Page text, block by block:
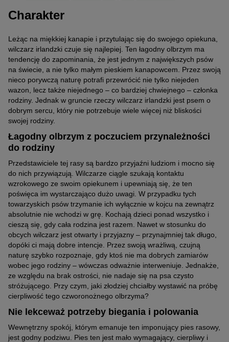
Charakter
Leżąc na miękkiej kanapie i przytulając się do swojego opiekuna,
wilczarz irlandzki czuje się najlepiej. Ten łagodny olbrzym ma
tendencję do zapominania, że jest jednym z największych psów
na świecie, a nie tylko małym pieskiem kanapowcem. Przez swoją
nieco porywczą naturę potrafi przewrócić nie tylko niejeden
wazon, lecz także niejednego – co bardziej chwiejnego – członka
rodziny. Jednak w gruncie rzeczy wilczarz irlandzki jest psem o
dobrym sercu, który nie potrzebuje wiele więcej niż bliskości
swojej rodziny.
Łagodny olbrzym z poczuciem przynależności
do rodziny
Przedstawiciele tej rasy są bardzo przyjaźni ludziom i mocno się
do nich przywiązują. Wilczarze ciągle szukają kontaktu
wzrokowego ze swoim opiekunem i upewniają się, że ten
poświęca im wystarczająco dużo uwagi. W przypadku tych
towarzyskich psów trzymanie ich wyłącznie w kojcu na zewnątrz
absolutnie nie wchodzi w grę. Kochają dzieci ponad wszystko i
cieszą się, gdy cała rodzina jest razem. Nawet w stosunku do
obcych wilczarz jest otwarty i przyjazny – przynajmniej tak długo,
dopóki ci mają dobre intencje. Przez swoją wrażliwą, czujną
naturę szybko rozpoznaje, gdy ktoś nie ma dobrych zamiarów
wobec jego rodziny – wówczas odważnie interweniuje. Jednakże,
ze względu na brak ostrości, nie nadaje się na psa czysto
stróżującego. Przy czym, jaki złodziej chciałby wystawić na próbę
cierpliwość tego czworonożnego olbrzyma?
Nie lekceważ potrzeby biegania i polowania
Wewnętrzny spokój, którym emanuje ten imponujący pies rasowy,
jest godny podziwu. Pies ten jest mało wymagający, cierpliwy i